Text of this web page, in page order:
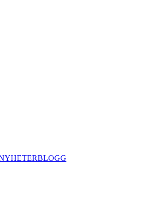
BLOGG